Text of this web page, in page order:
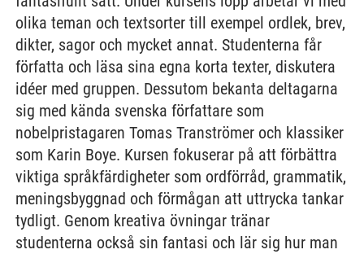
olika teman och textsorter till exempel ordlek, brev,
dikter, sagor och mycket annat. Studenterna får
författa och läsa sina egna korta texter, diskutera
idéer med gruppen. Dessutom bekanta deltagarna
sig med kända svenska författare som
nobelpristagaren Tomas Tranströmer och klassiker
som Karin Boye. Kursen fokuserar på att förbättra
viktiga språkfärdigheter som ordförråd, grammatik,
meningsbyggnad och förmågan att uttrycka tankar
tydligt. Genom kreativa övningar tränar
studenterna också sin fantasi och lär sig hur man